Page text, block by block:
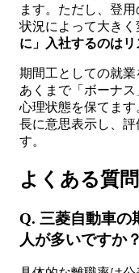
ます。ただし、登
状況によって大きく
に」入社するのは
期間工としての就
あくまで「ボーナ
心理状態を保てま
長に意思表示し、
す。
よくある質問
Q. 三菱自動車の
人が多いですか？